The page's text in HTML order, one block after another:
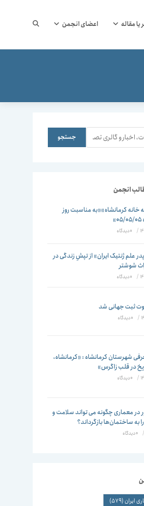
یا مقاله اعضای انجمن جستجوی
جستجو
انجمن
خانه کرمانشاه»«به مناسبت روز
/ ۰ دیدگاه
علم ژنتیک ایران» از تپشِ زندگی در
شوشتر
/ ۰ دیدگاه
ثبت جهانی شد
/ ۰ دیدگاه
شهرستان کرمانشاه : «کرمانشاه،
در قلب زاگرس»
/ ۰ دیدگاه
در معماری چگونه می تواند سلامت و
به ساختمان‌ها بازگرداند؟
/ ۰ دیدگاه
ایران (579)